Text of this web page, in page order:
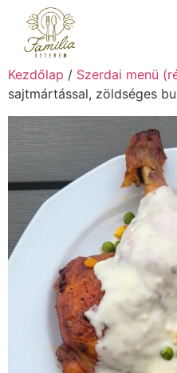
Kezdőlap / Szerdai menü
sajtmártással, zöldséges